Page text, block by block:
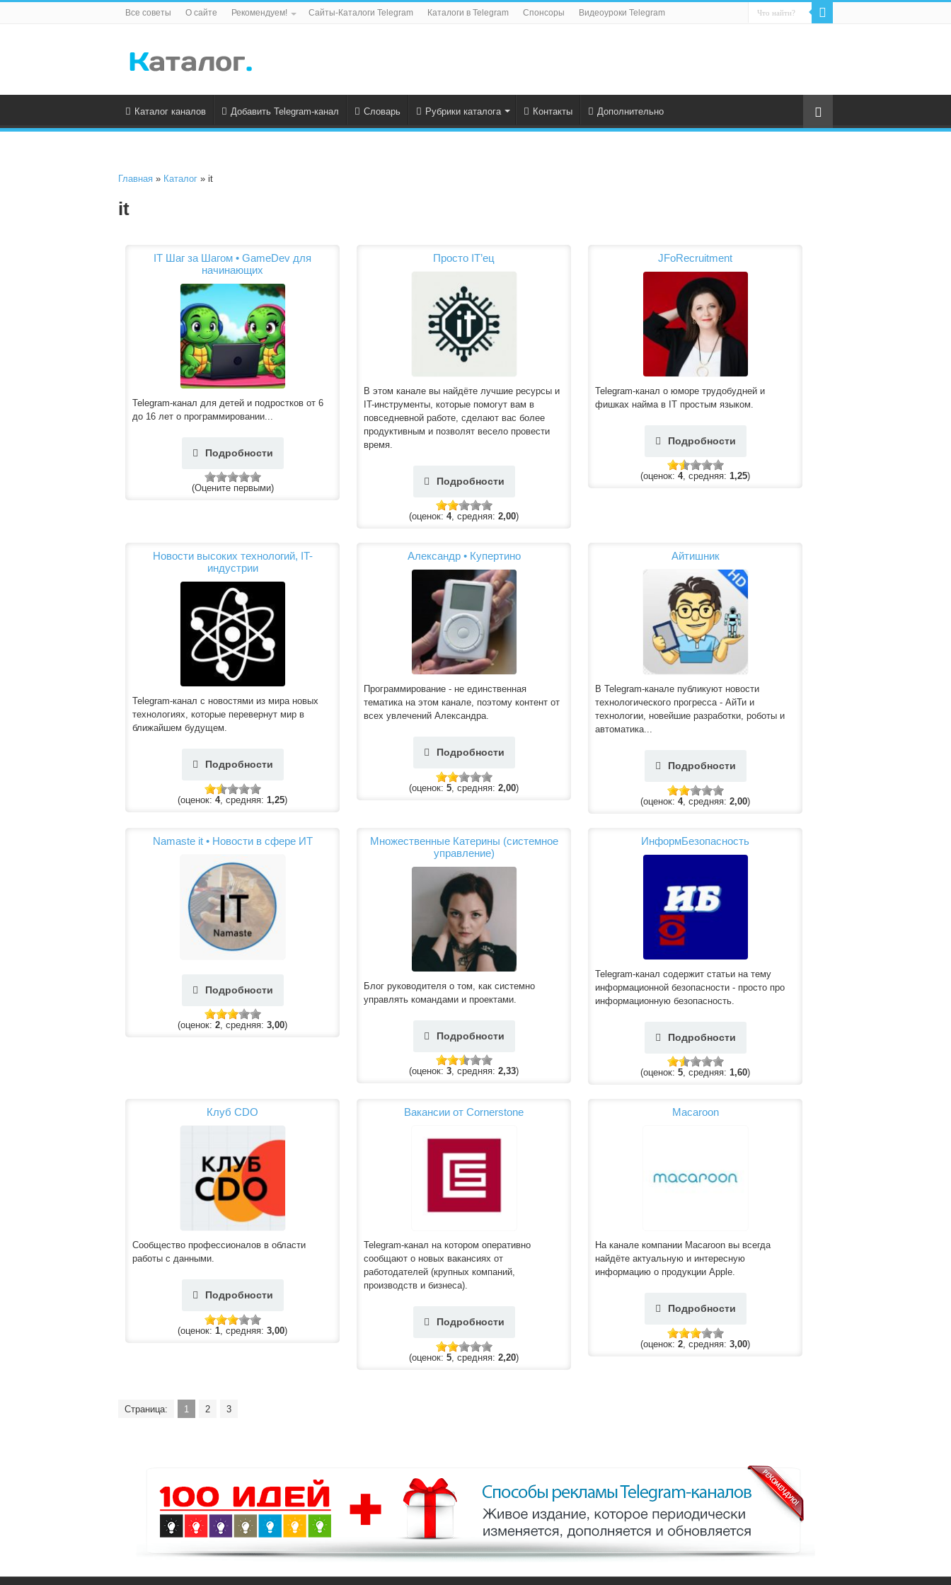
Все советы О сайте Рекомендуем! Сайты-Каталоги Telegram Каталоги в Telegram Спонсоры Видеоуроки Telegram
Каталог каналов Добавить Telegram-канал Словарь Рубрики каталога Контакты Дополнительно
Главная » Каталог » it
it
IT Шаг за Шагом • GameDev для
начинающих
Telegram-канал для детей и подростков от 6
до 16 лет о программировании...
Подробности
(Оцените первыми)
Просто IT’ец
В этом канале вы найдёте лучшие ресурсы и
IT-инструменты, которые помогут вам в
повседневной работе, сделают вас более
продуктивным и позволят весело провести
время.
Подробности
(оценок: 4, средняя: 2,00)
JFoRecruitment
Telegram-канал о юморе трудобудней и
фишках найма в IT простым языком.
Подробности
(оценок: 4, средняя: 1,25)
Новости высоких технологий, IT-
индустрии
Telegram-канал с новостями из мира новых
технологиях, которые перевернут мир в
ближайшем будущем.
Подробности
(оценок: 4, средняя: 1,25)
Александр • Купертино
Программирование - не единственная
тематика на этом канале, поэтому контент от
всех увлечений Александра.
Подробности
(оценок: 5 , средняя: 2,00)
Айтишник
В Telegram-канале публикуют новости
технологического прогресса - АйТи и
технологии, новейшие разработки, роботы и
автоматика...
Подробности
(оценок: 4, средняя: 2,00)
Namaste it • Новости в сфере ИТ
Подробности
(оценок: 2, средняя: 3,00)
Множественные Катерины (системное
управление)
Блог руководителя о том, как системно
управлять командами и проектами.
Подробности
(оценок: 3, средняя: 2,33)
ИнформБезопасность
Telegram-канал содержит статьи на тему
информационной безопасности - просто про
информационную безопасность.
Подробности
(оценок: 5, средняя: 1,60)
Клуб CDO
Сообщество профессионалов в области
работы с данными.
Подробности
(оценок: 1 , средняя: 3,00)
Вакансии от Cornerstone
Telegram-канал на котором оперативно
сообщают о новых вакансиях от
работодателей (крупных компаний,
производств и бизнеса).
Подробности
(оценок: 5 , средняя: 2,20)
Macaroon
На канале компании Macaroon вы всегда
найдёте актуальную и интересную
информацию о продукции Apple.
Подробности
(оценок: 2 , средняя: 3,00)
Страница: 1 2 3